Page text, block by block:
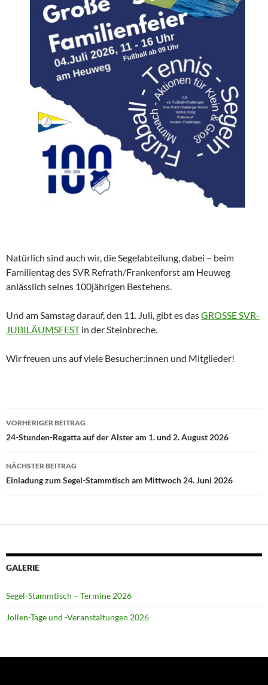
Natürlich sind auch wir, die Segelabteilung, dabei – beim
Familientag des SVR Refrath/Frankenforst am Heuweg
anlässlich seines 100jährigen Bestehens.
Und am Samstag darauf, den 11. Juli, gibt es dasGROSSE SVR-
JUBILÄUMSFESTin der Steinbreche.
Wir freuen uns auf viele Besucher:innen und Mitglieder!
Beitragsnavigation
VORHERIGER BEITRAG
24-Stunden-Regatta auf der Alster am 1. und 2. August 2026
NÄCHSTER BEITRAG
Einladung zum Segel-Stammtisch am Mittwoch 24. Juni 2026
GALERIE
Segel-Stammtisch – Termine 2026
Jollen-Tage und -Veranstaltungen 2026